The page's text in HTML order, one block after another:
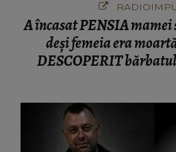
A încasat PENSIA mamei
deși femeia era
DESCOPERIT bărbatul